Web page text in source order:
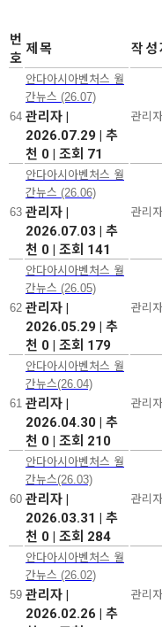
번
호
제목 작성
64
안다아시아벤처스 월
간뉴스 (26.07)
관리자 |
2026.07.29 | 추
천 0 | 조회 71
관리자
63
안다아시아벤처스 월
간뉴스 (26.06)
관리자 |
2026.07.03 | 추
천 0 | 조회 141
관리자
62
안다아시아벤처스 월
간뉴스 (26.05)
관리자 |
2026.05.29 | 추
천 0 | 조회 179
관리자
61
안다아시아벤처스 월
간뉴스(26.04)
관리자 |
2026.04.30 | 추
천 0 | 조회 210
관리자
60
안다아시아벤처스 월
간뉴스(26.03)
관리자 |
2026.03.31 | 추
천 0 | 조회 284
관리자
59
안다아시아벤처스 월
간뉴스 (26.02)
관리자 |
2026.02.26 | 추
관리자